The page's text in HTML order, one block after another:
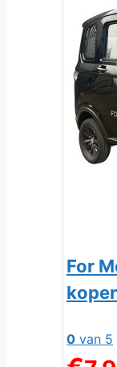
For
0 van 5